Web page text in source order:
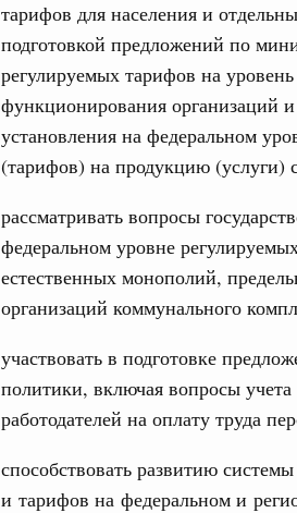
тарифов для населения и
подготовкой предложений по
регулируемых тарифов на
функционирования организаций
установления на федеральном
(тарифов) на продукцию (услуги)
рассматривать вопросы
федеральном уровне
естественных монополий,
организаций коммунального
участвовать в подготовке
политики, включая вопросы
работодателей на оплату труда
способствовать развитию
и тарифов на федеральном и